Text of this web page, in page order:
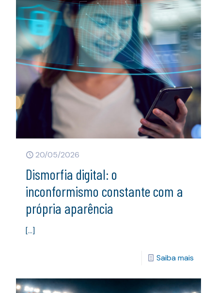
20/05/2026
Dismorfia digital: o
inconformismo constante com a
própria aparência
[…]
Saiba mais